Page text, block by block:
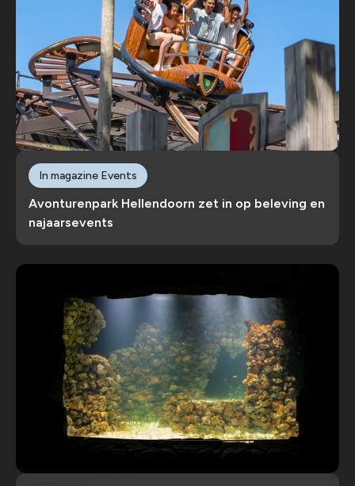
Avonturenpark Hellendoorn zet in op beleving en
najaarsevents
In magazine Events